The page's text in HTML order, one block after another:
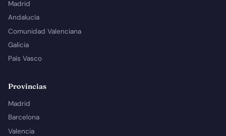
Madrid
Andalucía
Comunidad Valenciana
Galicia
País Vasco
Provincias
Madrid
Barcelona
Valencia